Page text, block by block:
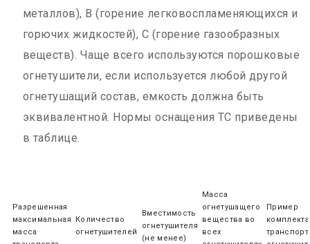
металлов), В (горение легковоспламеняющихся и
горючих жидкостей), С (горение газообразных
веществ). Чаще всего используются порошковые
огнетушители, если используется любой другой
огнетушащий состав, емкость должна быть
эквивалентной. Нормы оснащения ТС приведены
в таблице.
Разрешенная
максимальная
масса
Количество
огнетушителей
Вместимость
огнетушителя
(не менее)
Масса
огнетушащего
вещества во
всех
Пример